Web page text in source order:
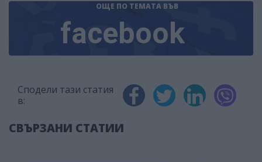
ОЩЕ ПО ТЕМАТА ВЪВ
facebook
Сподели тази статия
в:
СВЪРЗАНИ СТАТИИ